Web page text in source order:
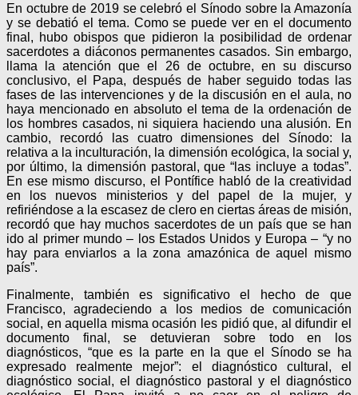
En octubre de 2019 se celebró el Sínodo sobre la Amazonía
y se debatió el tema. Como se puede ver en el documento
final, hubo obispos que pidieron la posibilidad de ordenar
sacerdotes a diáconos permanentes casados. Sin embargo,
llama la atención que el 26 de octubre, en su discurso
conclusivo, el Papa, después de haber seguido todas las
fases de las intervenciones y de la discusión en el aula, no
haya mencionado en absoluto el tema de la ordenación de
los hombres casados, ni siquiera haciendo una alusión. En
cambio, recordó las cuatro dimensiones del Sínodo: la
relativa a la inculturación, la dimensión ecológica, la social y,
por último, la dimensión pastoral, que “las incluye a todas”.
En ese mismo discurso, el Pontífice habló de la creatividad
en los nuevos ministerios y del papel de la mujer, y
refiriéndose a la escasez de clero en ciertas áreas de misión,
recordó que hay muchos sacerdotes de un país que se han
ido al primer mundo – los Estados Unidos y Europa – “y no
hay para enviarlos a la zona amazónica de aquel mismo
país”.
Finalmente, también es significativo el hecho de que
Francisco, agradeciendo a los medios de comunicación
social, en aquella misma ocasión les pidió que, al difundir el
documento final, se detuvieran sobre todo en los
diagnósticos, “que es la parte en la que el Sínodo se ha
expresado realmente mejor”: el diagnóstico cultural, el
diagnóstico social, el diagnóstico pastoral y el diagnóstico